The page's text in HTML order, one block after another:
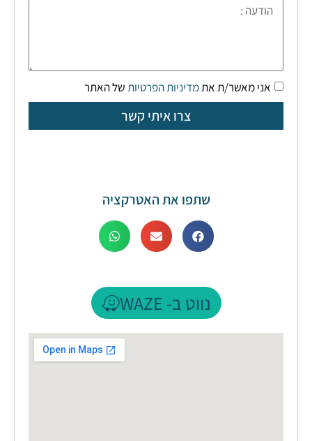
אני מאשר/ת אתמדיניות הפרטיותשל האתר
צרו איתי קשר
שתפו את האטרקציה
נווט ב- WAZE